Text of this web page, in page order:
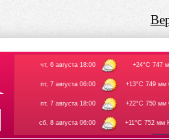
чт, 6 августа 18:00 +24°C 747
пт, 7 августа 06:00 +13°C 749 мм
пт, 7 августа 18:00 +22°C 750 мм
сб, 8 августа 06:00 +11°C 752 мм